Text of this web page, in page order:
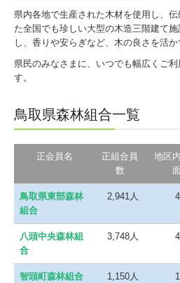
県内各地で生産された木材を使用し、
た全国でも珍しい大型の木造三階建て
し、香りや安らぎなど、木の良さを活か
県民のみなさまに、いつでも幅広くご
す。
鳥取県森林組合一覧
正会員名
正組合員
数
地区
鳥取県東部森林
組合
2,941人
八頭中央森林組
合
3,748人
智頭町森林組合 1,150人